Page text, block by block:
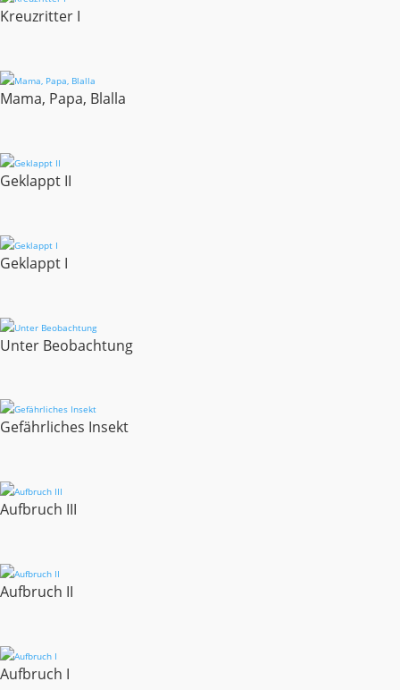
Kreuzritter I
Mama, Papa, Blalla
Geklappt II
Geklappt I
Unter Beobachtung
Gefährliches Insekt
Aufbruch III
Aufbruch II
Aufbruch I